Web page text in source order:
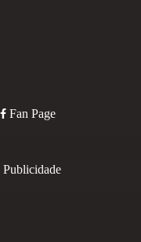
Fan Page
Publicidade